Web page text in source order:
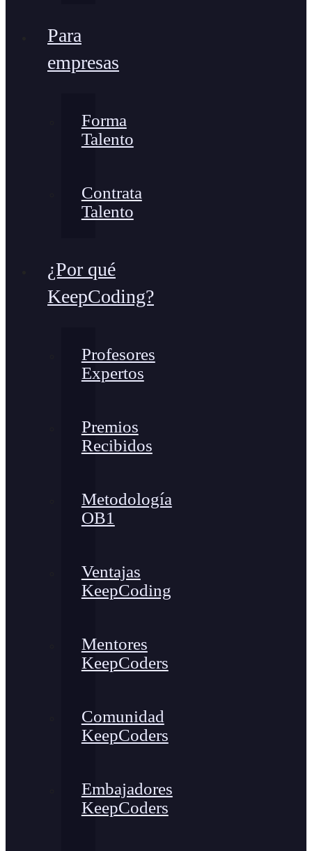
Para
empresas
Forma
Talento
Contrata
Talento
¿Por qué
KeepCoding?
Profesores
Expertos
Premios
Recibidos
Metodología
OB1
Ventajas
KeepCoding
Mentores
KeepCoders
Comunidad
KeepCoders
Embajadores
KeepCoders